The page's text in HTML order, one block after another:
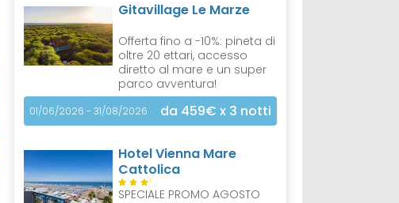
Gitavillage Le Marze
Offerta fino a -10%: pineta di
oltre 20 ettari, accesso
diretto al mare e un super
parco avventura!
01/06/2026 - 31/08/2026 da 459€ x 3 notti
Hotel Vienna Mare
Cattolica
S
SPECIALE PROMO AGOSTO